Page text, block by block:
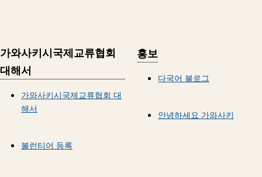
가와사키시국제교류협회
대해서
가와사키시국제교류협회 대
해서
볼런티어 등록
홍보
다국어 블로그
안녕하세요 가와사키